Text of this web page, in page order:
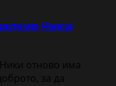
Ники
отново има
за да